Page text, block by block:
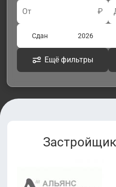
От ₽
Сдан 2026
Ещё фильтры